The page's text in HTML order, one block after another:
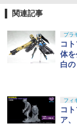
5
関連記事
プラ
コ
体
白
フィ
コ
ア